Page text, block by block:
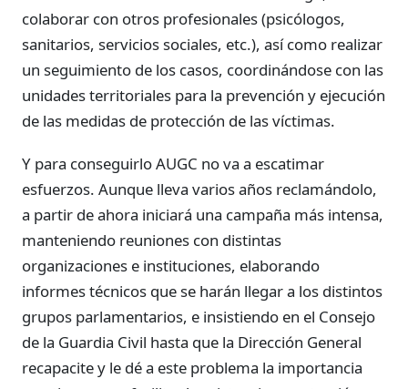
colaborar con otros profesionales (psicólogos,
sanitarios, servicios sociales, etc.), así como realizar
un seguimiento de los casos, coordinándose con las
unidades territoriales para la prevención y ejecución
de las medidas de protección de las víctimas.
Y para conseguirlo AUGC no va a escatimar
esfuerzos. Aunque lleva varios años reclamándolo,
a partir de ahora iniciará una campaña más intensa,
manteniendo reuniones con distintas
organizaciones e instituciones, elaborando
informes técnicos que se harán llegar a los distintos
grupos parlamentarios, e insistiendo en el Consejo
de la Guardia Civil hasta que la Dirección General
recapacite y le dé a este problema la importancia